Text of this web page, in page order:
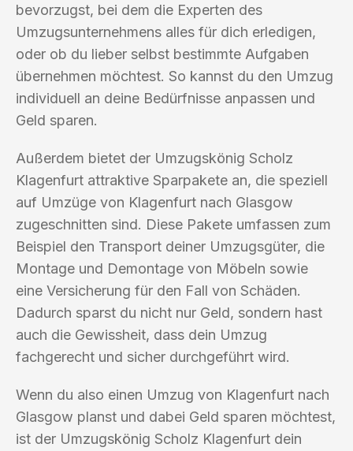
bevorzugst, bei dem die Experten des
Umzugsunternehmens alles für dich erledigen,
oder ob du lieber selbst bestimmte Aufgaben
übernehmen möchtest. So kannst du den Umzug
individuell an deine Bedürfnisse anpassen und
Geld sparen.
Außerdem bietet der Umzugskönig Scholz
Klagenfurt attraktive Sparpakete an, die speziell
auf Umzüge von Klagenfurt nach Glasgow
zugeschnitten sind. Diese Pakete umfassen zum
Beispiel den Transport deiner Umzugsgüter, die
Montage und Demontage von Möbeln sowie
eine Versicherung für den Fall von Schäden.
Dadurch sparst du nicht nur Geld, sondern hast
auch die Gewissheit, dass dein Umzug
fachgerecht und sicher durchgeführt wird.
Wenn du also einen Umzug von Klagenfurt nach
Glasgow planst und dabei Geld sparen möchtest,
ist der Umzugskönig Scholz Klagenfurt dein